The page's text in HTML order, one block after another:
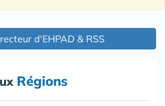
d'EHPAD & RSS
Régions